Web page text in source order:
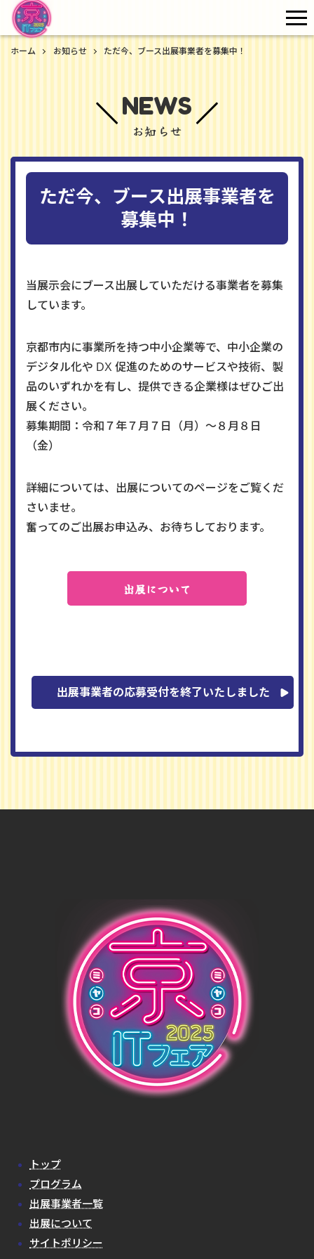
ホーム お知らせ ただ今、ブース出展事業者を募集中！
NEWS
お知らせ
ただ今、ブース出展事業者を
募集中！
当展示会にブース出展していただける事業者を募集
しています。
京都市内に事業所を持つ中小企業等で、中小企業の
デジタル化や DX 促進のためのサービスや技術、製
品のいずれかを有し、提供できる企業様はぜひご出
展ください。
募集期間：令和７年７月７日（月）～８月８日
（金）
詳細については、出展についてのページをご覧くだ
さいませ。
奮ってのご出展お申込み、お待ちしております。
出展について
出展事業者の応募受付を終了いたしました
トップ
プログラム
出展事業者一覧
出展について
サイトポリシー